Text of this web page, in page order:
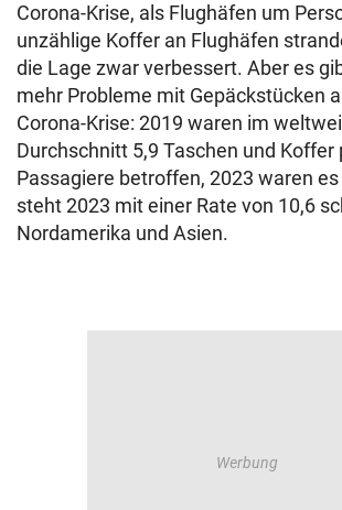
Corona-Krise, als Flughäfen um
unzählige Koffer an Flughäfen
die Lage zwar verbessert. Aber es
mehr Probleme mit Gepäckstücken
Corona-Krise: 2019 waren im
Durchschnitt 5,9 Taschen und Koffer
Passagiere betroffen, 2023 waren es
steht 2023 mit einer Rate von 10,6
Nordamerika und Asien.